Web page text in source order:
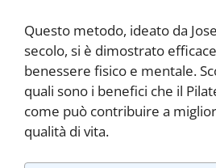
Questo metodo, ideato da
secolo, si è dimostrato
benessere fisico e mentale.
quali sono i benefici che il
come può contribuire a
qualità di vita.